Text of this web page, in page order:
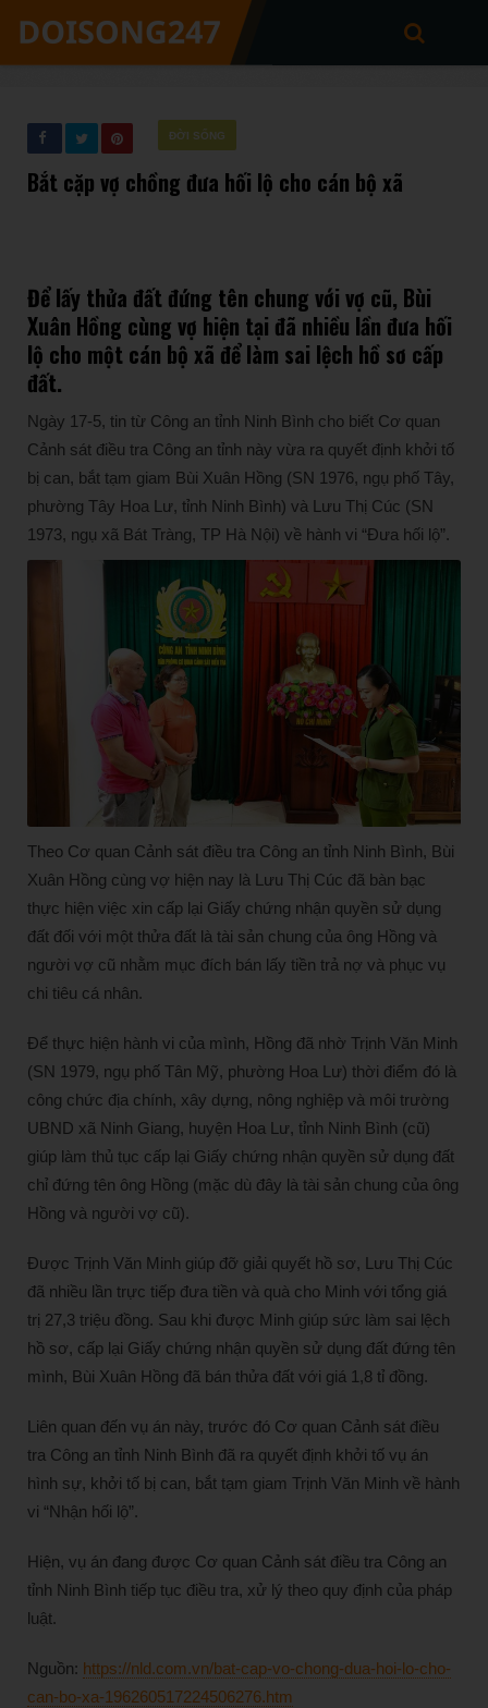
ĐỜI SỐNG
Bắt cặp vợ chồng đưa hối lộ cho cán bộ xã
Để lấy thửa đất đứng tên chung với vợ cũ, Bùi
Xuân Hồng cùng vợ hiện tại đã nhiều lần đưa hối
lộ cho một cán bộ xã để làm sai lệch hồ sơ cấp
đất.
Ngày 17-5, tin từ Công an tỉnh Ninh Bình cho biết Cơ quan
Cảnh sát điều tra Công an tỉnh này vừa ra quyết định khởi tố
bị can, bắt tạm giam Bùi Xuân Hồng (SN 1976, ngụ phố Tây,
phường Tây Hoa Lư, tỉnh Ninh Bình) và Lưu Thị Cúc (SN
1973, ngụ xã Bát Tràng, TP Hà Nội) về hành vi “Đưa hối lộ”.
Theo Cơ quan Cảnh sát điều tra Công an tỉnh Ninh Bình, Bùi
Xuân Hồng cùng vợ hiện nay là Lưu Thị Cúc đã bàn bạc
thực hiện việc xin cấp lại Giấy chứng nhận quyền sử dụng
đất đối với một thửa đất là tài sản chung của ông Hồng và
người vợ cũ nhằm mục đích bán lấy tiền trả nợ và phục vụ
chi tiêu cá nhân.
Để thực hiện hành vi của mình, Hồng đã nhờ Trịnh Văn Minh
(SN 1979, ngụ phố Tân Mỹ, phường Hoa Lư) thời điểm đó là
công chức địa chính, xây dựng, nông nghiệp và môi trường
UBND xã Ninh Giang, huyện Hoa Lư, tỉnh Ninh Bình (cũ)
giúp làm thủ tục cấp lại Giấy chứng nhận quyền sử dụng đất
chỉ đứng tên ông Hồng (mặc dù đây là tài sản chung của ông
Hồng và người vợ cũ).
Được Trịnh Văn Minh giúp đỡ giải quyết hồ sơ, Lưu Thị Cúc
đã nhiều lần trực tiếp đưa tiền và quà cho Minh với tổng giá
trị 27,3 triệu đồng. Sau khi được Minh giúp sức làm sai lệch
hồ sơ, cấp lại Giấy chứng nhận quyền sử dụng đất đứng tên
mình, Bùi Xuân Hồng đã bán thửa đất với giá 1,8 tỉ đồng.
Liên quan đến vụ án này, trước đó Cơ quan Cảnh sát điều
tra Công an tỉnh Ninh Bình đã ra quyết định khởi tố vụ án
hình sự, khởi tố bị can, bắt tạm giam Trịnh Văn Minh về hành
vi “Nhận hối lộ”.
Hiện, vụ án đang được Cơ quan Cảnh sát điều tra Công an
tỉnh Ninh Bình tiếp tục điều tra, xử lý theo quy định của pháp
luật.
Nguồn: https://nld.com.vn/bat-cap-vo-chong-dua-hoi-lo-cho-
can-bo-xa-196260517224506276.htm